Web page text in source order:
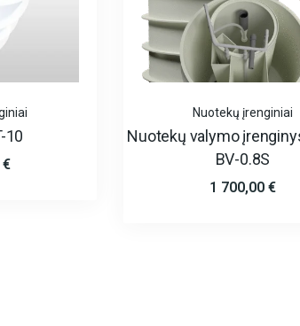
10
€
Nuotekų įrenginiai
Nuotekų valymo
BV-0.8S
1 700,00 €